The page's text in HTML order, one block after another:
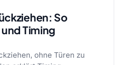
So
Timing
ohne Türen zu